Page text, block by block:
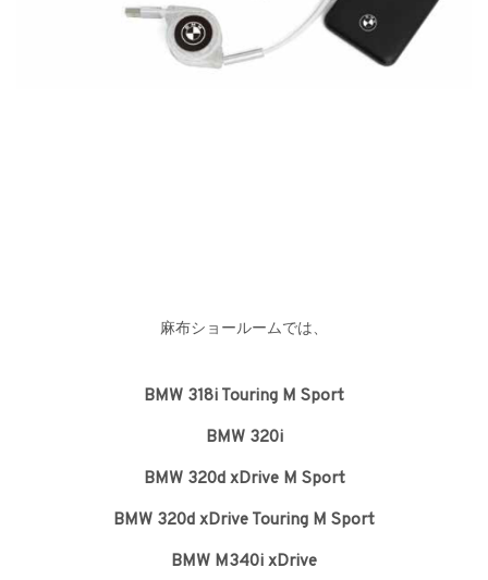
麻布ショールームでは、
BMW 318i Touring M Sport
BMW 320i
BMW 320d xDrive M Sport
BMW 320d xDrive Touring M Sport
BMW M340i xDrive